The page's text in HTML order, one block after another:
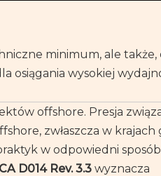
minimum, ale także,
osiągania wysokiej
offshore. Presja
zwłaszcza w krajach
w odpowiedni
D014 Rev. 3.3 wyznacza